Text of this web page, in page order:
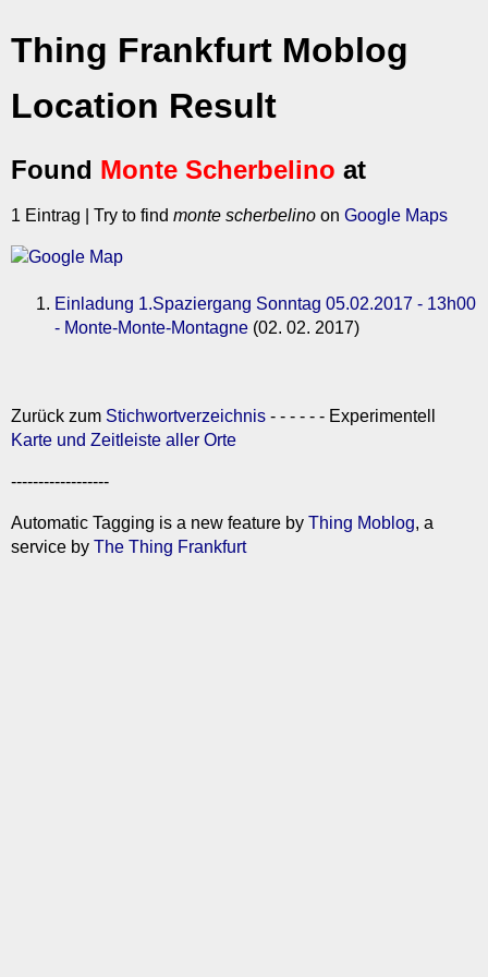
Thing Frankfurt Moblog
Location Result
Found Monte Scherbelino at
1 Eintrag | Try to find monte scherbelino on Google Maps
Einladung 1.Spaziergang Sonntag 05.02.2017 - 13h00
- Monte-Monte-Montagne (02. 02. 2017)
Zurück zum Stichwortverzeichnis - - - - - - Experimentell
Karte und Zeitleiste aller Orte
------------------
Automatic Tagging is a new feature by Thing Moblog, a
service by The Thing Frankfurt